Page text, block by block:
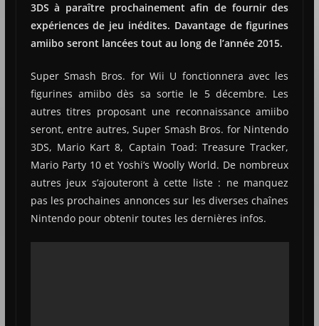
3DS à paraître prochainement afin de fournir des
expériences de jeu inédites. Davantage de figurines
amiibo seront lancées tout au long de l’année 2015.
Super Smash Bros. for Wii U fonctionnera avec les
figurines amiibo dès sa sortie le 5 décembre. Les
autres titres proposant une reconnaissance amiibo
seront, entre autres, Super Smash Bros. for Nintendo
3DS, Mario Kart 8, Captain Toad: Treasure Tracker,
Mario Party 10 et Yoshi’s Woolly World. De nombreux
autres jeux s’ajouteront à cette liste : ne manquez
pas les prochaines annonces sur les diverses chaînes
Nintendo pour obtenir toutes les dernières infos.